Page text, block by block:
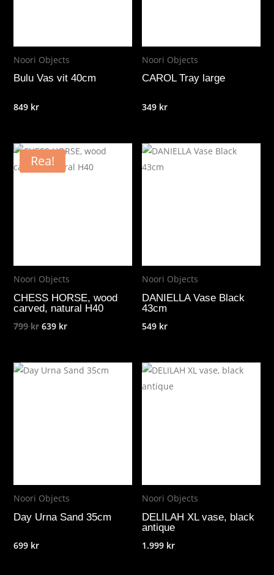
Noori Objects
Bulu Vas vit 40cm
849 kr
Noori Objects
CAROL Tray large
349 kr
Rea!
Noori Objects
CHESS HORSE, wood
carved, natural H40
799kr Det
var:
639 krDet
är:
Noori Objects
DANIELLA Vase Black
43cm
549 kr
Noori Objects
Day Urna Sand 35cm
699 kr
Noori Objects
DELILAH XL vase, black
antique
1.999 kr